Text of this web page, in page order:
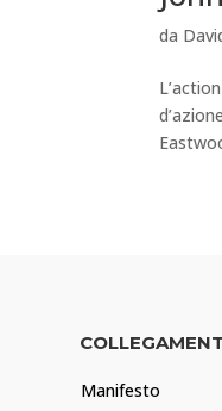
da
Manifesto